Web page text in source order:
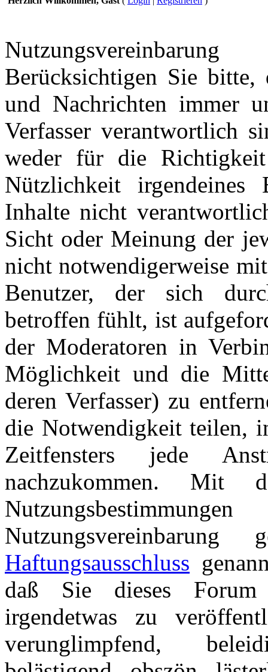
Nutzungsvereinbarung
Berücksichtigen Sie
und Nachrichten immer
Verfasser verantwortlich
weder für die
Nützlichkeit
Inhalte nicht
Sicht oder Meinung der
nicht notwendigerweise
Benutzer, der sich
betroffen fühlt, ist
der Moderatoren in
Möglichkeit und die
deren Verfasser) zu
die Notwendigkeit teilen,
Zeitfensters jede
nachzukommen. Mit
Haftungsausschluss
daß Sie dieses
irgendetwas zu
verunglimpfend,